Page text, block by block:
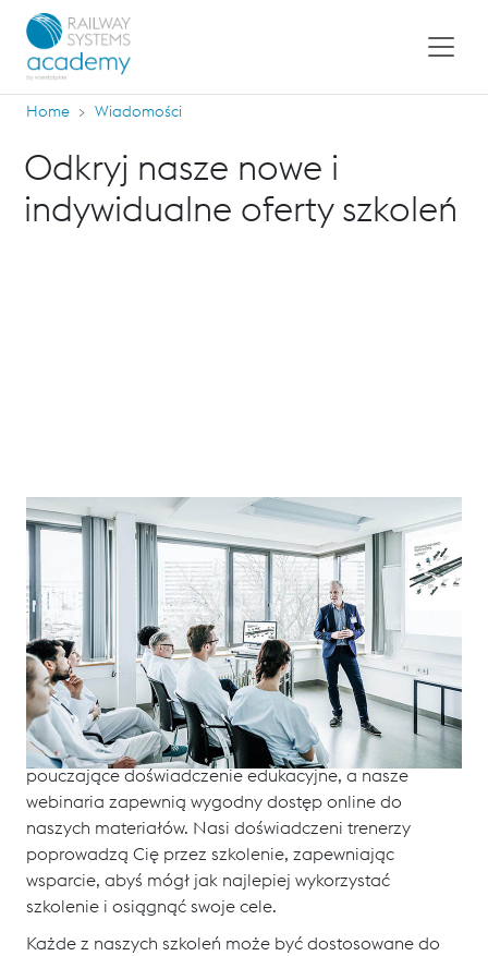
Home Wiadomości
Odkryj nasze nowe i
indywidualne oferty szkoleń
[Translate to Polish:]
Cieszymy się, że możemy zaoferować szereg nowych
możliwości szkoleniowych w dziedzinie infrastruktury
kolejowej. Mamy coś dla każdego, od zajęć online po
osobiste warsztaty. Niezależnie od tego, czy chcesz
nauczyć się nowych umiejętności, odświeżyć te już
nabyte, czy też osiągnąć kolejny poziom w swojej
karierze w branży kolejowej.
Nasze seminaria zapewnią Ci bezpośrednie,
pouczające doświadczenie edukacyjne, a nasze
webinaria zapewnią wygodny dostęp online do
naszych materiałów. Nasi doświadczeni trenerzy
poprowadzą Cię przez szkolenie, zapewniając
wsparcie, abyś mógł jak najlepiej wykorzystać
szkolenie i osiągnąć swoje cele.
Każde z naszych szkoleń może być dostosowane do